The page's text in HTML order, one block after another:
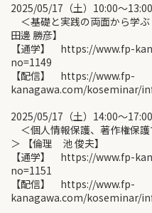
2025/05/17（土）10:00〜13:00
＜基礎と実践の両面から学
田邊 勝彦】
【通学】 https://www.fp-
no=1149
【配信】 https://www.fp-
kanagawa.com/koseminar/
2025/05/17（土）14:00〜17:00
＜個人情報保護、著作権保
＞ 【倫理 池 俊夫】
【通学】 https://www.fp-
no=1151
【配信】 https://www.fp-
kanagawa.com/koseminar/